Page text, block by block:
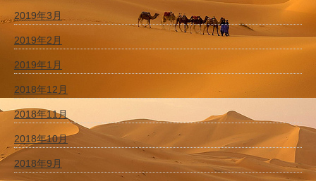
2019年3月
2019年2月
2019年1月
2018年12月
2018年11月
2018年10月
2018年9月